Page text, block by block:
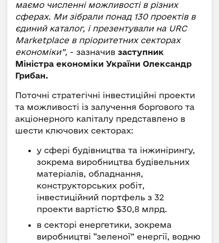
маємо численні можливості в різних
сферах. Ми зібрали понад 130 проектів в
єдиний каталог, і презентували на URC
Marketplace в пріоритетних секторах
економіки”, - зазначив заступник
Міністра економіки України Олександр
Грибан.
Поточні стратегічні інвестиційні проекти
та можливості із залучення боргового та
акціонерного капіталу представлено в
шести ключових секторах:
у сфері будівництва та інжинірингу,
зокрема виробництва будівельних
матеріалів, обладнання,
конструкторських робіт,
інвестиційний портфель з 32
проекти вартістю $30,8 млрд.
в секторі енергетики, зокрема
виробництві “зеленої” енергії, водню